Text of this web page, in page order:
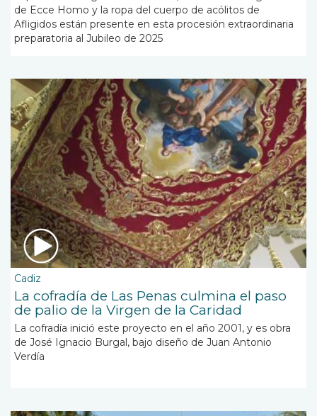
de Ecce Homo y la ropa del cuerpo de acólitos de
Afligidos están presente en esta procesión extraordinaria
preparatoria al Jubileo de 2025
Cadiz
La cofradía de Las Penas culmina el paso
de palio de la Virgen de la Caridad
La cofradía inició este proyecto en el año 2001, y es obra
de José Ignacio Burgal, bajo diseño de Juan Antonio
Verdía